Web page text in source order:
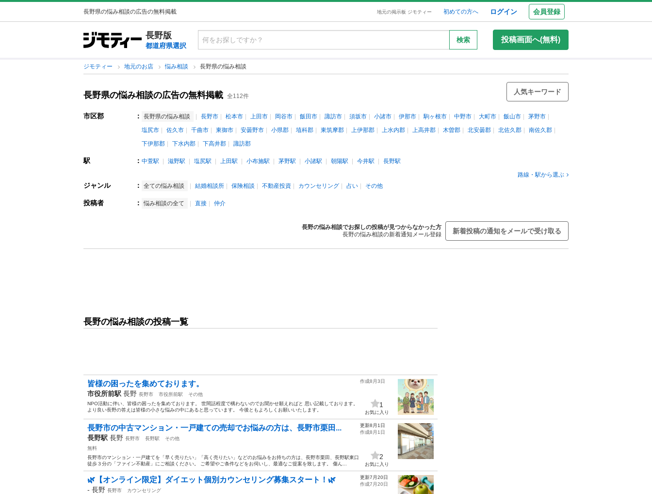
長野県の悩み相談の広告の無料掲載 地元の掲示板 ジモティー 初めての方へ ログイン 会員登録
長野版
都道府県選択
検索 投稿画面へ(無料)
ジモティー 地元のお店 悩み相談 長野県の悩み相談
長野県の悩み相談の広告の無料掲載 全112件
人気キーワード
市区郡 ： 長野県の悩み相談 長野市 松本市 上田市 岡谷市 飯田市 諏訪市 須坂市 小諸市 伊那市 駒ヶ根市 中野市 大町市 飯山市
茅野市
塩尻市
佐久市 千曲市 東御市 安曇野市 小県郡 埴科郡 東筑摩郡 上伊那郡 上水内郡 上高井郡 木曽郡 北安曇郡 北佐久郡
南佐久郡
下伊那郡
下水内郡 下高井郡 諏訪郡
駅 ： 中萱駅 滋野駅 塩尻駅 上田駅 小布施駅 茅野駅 小諸駅 朝陽駅 今井駅
長野駅
路線・駅から選ぶ
ジャンル ： 全ての悩み相談 結婚相談所 保険相談 不動産投資 カウンセリング 占い その他
投稿者 ： 悩み相談の全て 直接 仲介
長野の悩み相談でお探しの投稿が見つからなかった方
長野の悩み相談の新着通知メール登録
新着投稿の通知をメールで受け取る
長野の悩み相談の投稿一覧
皆様の困ったを集めております。
市役所前駅 長野 長野市 市役所前駅
その他
NPO活動に伴い、皆様の困ったを集めております。 世間話程度で構わないのでお聞かせ願えればと 思い記載しております。
より良い長野の答えは皆様の小さな悩みの中にあると思っています。 今後ともよろしくお願いいたします。
作成8月3日
1
お気に入り
長野市の中古マンション・一戸建ての売却でお悩みの方は、長野市栗田...
長野駅 長野 長野市 長野駅
その他
無料
長野市のマンション・一戸建てを「早く売りたい」「高く売りたい」などのお悩みをお持ちの方は、長野市栗田、長野駅東口
徒歩３分の「ファイン不動産」にご相談ください。 ご希望やご条件などをお伺いし、最適なご提案を致します。 傷ん...
更新8月1日
作成8月1日
2
お気に入り
🌿【オンライン限定】ダイエット個別カウンセリング募集スタート！🌿
- 長野 長野市
カウンセリング
更新7月20日
作成7月20日